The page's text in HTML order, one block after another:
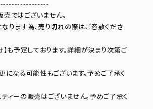
ではございません。
ります為、売り切れの際はご容赦くださ
】も予定しております。詳細が決まり次第ご
になる可能性もございます。予めご了承く
ィーの販売はございません。予めご了承く